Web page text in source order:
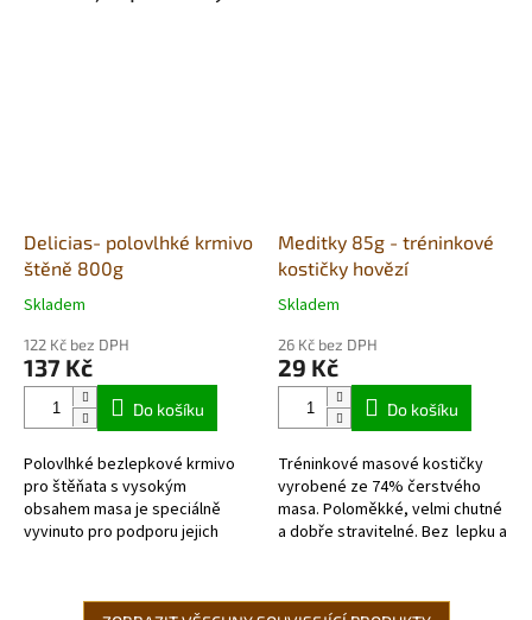
Delicias- polovlhké krmivo
štěně 800g
Průměrné
produktu
je
hvězdiček.
Skladem
122 Kč bez DPH
137 Kč
Do košíku
Polovlhké bezlepkové krmivo
pro štěňata s vysokým
obsahem masa je speciálně
vyvinuto pro podporu jejich
(kuřecí maso, šunka,...
Meditky 85g - tréninkové
kostičky hovězí
Průměrné
produktu
je
hvězdiček.
Skladem
26 Kč bez DPH
29 Kč
Do košíku
Tréninkové masové kostičky
vyrobené ze 74% čerstvého
masa. Poloměkké, velmi chutné
a dobře stravitelné. Bez lepku a